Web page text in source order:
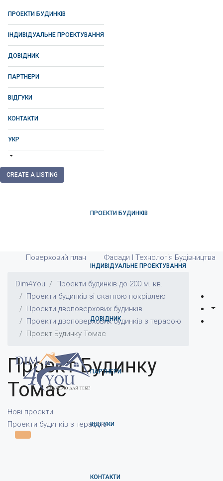
ПРОЕКТИ БУДИНКІВ
ІНДИВІДУАЛЬНЕ ПРОЕКТУВАННЯ
ДОВІДНИК
ПАРТНЕРИ
ВІДГУКИ
КОНТАКТИ
УКР
CREATE A LISTING
ПРОЕКТИ БУДИНКІВ
ІНДИВІДУАЛЬНЕ ПРОЕКТУВАННЯ
ДОВІДНИК
ПАРТНЕРИ
ВІДГУКИ
КОНТАКТИ
Поверховий план Фасади І Технологія Будівництва
Dim4You
Проекти будинків до 200 м. кв.
Проекти будинків зі скатною покрівлею
Проекти двоповерхових будинків
Проекти двоповерхових будинків з терасою
Проект Будинку Томас
Проект Будинку
Томас
Нові проекти
Проекти будинків з терасою